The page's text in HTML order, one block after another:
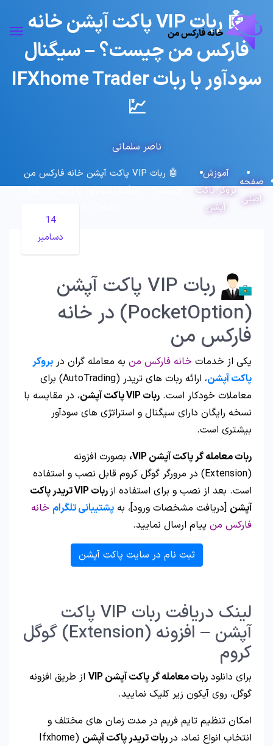
🤖 ربات VIP پاکت آپشن خانه
فارکس من چیست؟ – سیگنال
سودآور با ربات IFXhome Trader
💹
ناصر سلمانی
صفحه
اصلی
آموزش
بروکر پاکت
آپشن
🤖 ربات VIP پاکت آپشن خانه فارکس من
چیست؟ – سیگنال سودآور با ربات IFXhome
14
دسامبر
ربات VIP پاکت آپشن
(PocketOption) در خانه
فارکس من
یکی از خدمات خانه فارکس من به معامله گران در بروکر
پاکت آپشن
، ارائه ربات های تریدر (AutoTrading) برای
معاملات خودکار است. ربات VIP پاکت آپشن
، در مقایسه با
نسخه رایگان دارای سیگنال و استراتژی های سودآور
بیشتری است.
ربات معامله گر پاکت آپشن VIP،
بصورت افزونه
(Extension) در مرورگر گوگل کروم قابل نصب و استفاده
است. بعد از نصب و برای استفاده از
ربات VIP تریدر پاکت
آپشن [دریافت مشخصات ورود]، به پشتیبانی تلگرام خانه
فارکس من پیام ارسال نمایید.
ثبت نام در سایت پاکت آپشن
لینک دریافت ربات VIP پاکت
آپشن – افزونه (Extension) گوگل
کروم
برای دانلود ربات معامله گر پاکت آپشن VIP
از طریق افزونه
گوگل، روی آیکون زیر کلیک نمایید.
امکان تنظیم تایم فریم در مدت زمان های مختلف و
انتخاب انواع نماد، درربات تریدر پاکت آپشن (Ifxhome